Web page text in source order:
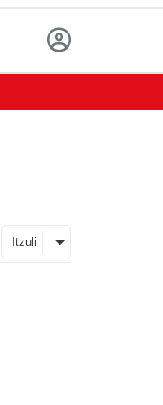
Itzuli